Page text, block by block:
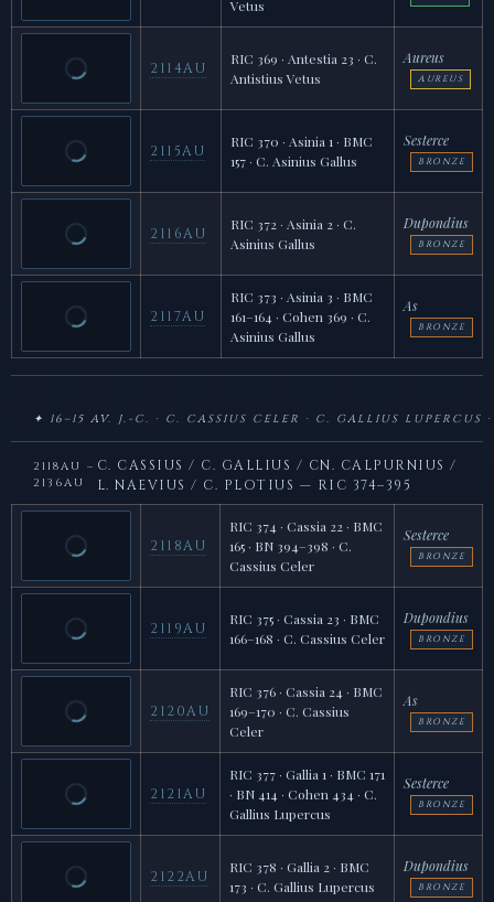
Vetus
2114AU
RIC 369 · Antestia 23 · C.
Antistius Vetus
Aureus
AUREUS
2115AU
RIC 370 · Asinia 1 · BMC
157 · C. Asinius Gallus
Sesterce
BRONZE
2116AU
RIC 372 · Asinia 2 · C.
Asinius Gallus
Dupondius
BRONZE
2117AU
RIC 373 · Asinia 3 · BMC
161–164 · Cohen 369 · C.
Asinius Gallus
As
BRONZE
✦ 16–15 AV. J.-C. · C. CASSIUS CELER · C. GALLIUS
2118AU –
2136AU
C. CASSIUS / C. GALLIUS / CN. CALPURNIUS /
L. NAEVIUS / C. PLOTIUS — RIC 374–395
2118AU
RIC 374 · Cassia 22 · BMC
165 · BN 394–398 · C.
Cassius Celer
Sesterce
BRONZE
2119AU
RIC 375 · Cassia 23 · BMC
166–168 · C. Cassius Celer
Dupondius
BRONZE
2120AU
RIC 376 · Cassia 24 · BMC
169–170 · C. Cassius
Celer
As
BRONZE
2121AU
RIC 377 · Gallia 1 · BMC 171
· BN 414 · Cohen 434 · C.
Gallius Lupercus
Sesterce
BRONZE
2122AU
RIC 378 · Gallia 2 · BMC
173 · C. Gallius Lupercus
Dupondius
BRONZE